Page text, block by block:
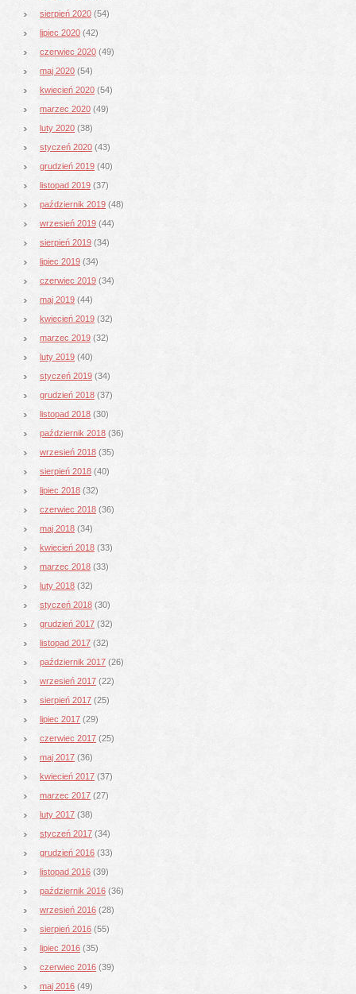
sierpień 2020 (54)
lipiec 2020 (42)
czerwiec 2020 (49)
maj 2020 (54)
kwiecień 2020 (54)
marzec 2020 (49)
luty 2020 (38)
styczeń 2020 (43)
grudzień 2019 (40)
listopad 2019 (37)
październik 2019 (48)
wrzesień 2019 (44)
sierpień 2019 (34)
lipiec 2019 (34)
czerwiec 2019 (34)
maj 2019 (44)
kwiecień 2019 (32)
marzec 2019 (32)
luty 2019 (40)
styczeń 2019 (34)
grudzień 2018 (37)
listopad 2018 (30)
październik 2018 (36)
wrzesień 2018 (35)
sierpień 2018 (40)
lipiec 2018 (32)
czerwiec 2018 (36)
maj 2018 (34)
kwiecień 2018 (33)
marzec 2018 (33)
luty 2018 (32)
styczeń 2018 (30)
grudzień 2017 (32)
listopad 2017 (32)
październik 2017 (26)
wrzesień 2017 (22)
sierpień 2017 (25)
lipiec 2017 (29)
czerwiec 2017 (25)
maj 2017 (36)
kwiecień 2017 (37)
marzec 2017 (27)
luty 2017 (38)
styczeń 2017 (34)
grudzień 2016 (33)
listopad 2016 (39)
październik 2016 (36)
wrzesień 2016 (28)
sierpień 2016 (55)
lipiec 2016 (35)
czerwiec 2016 (39)
maj 2016 (49)